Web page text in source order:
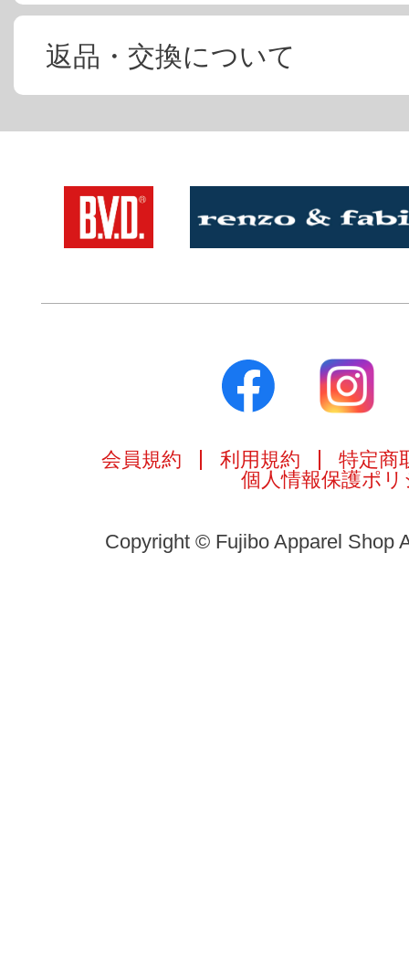
返品・交換について
会員規約 利用規約
特定商
個人情報保護ポリ
Copyright © Fujibo Apparel Shop